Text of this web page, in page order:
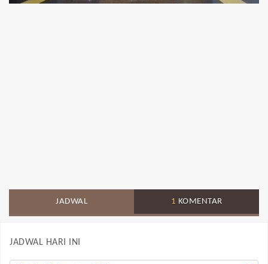
JADWAL 1 KOMENTAR
JADWAL HARI INI